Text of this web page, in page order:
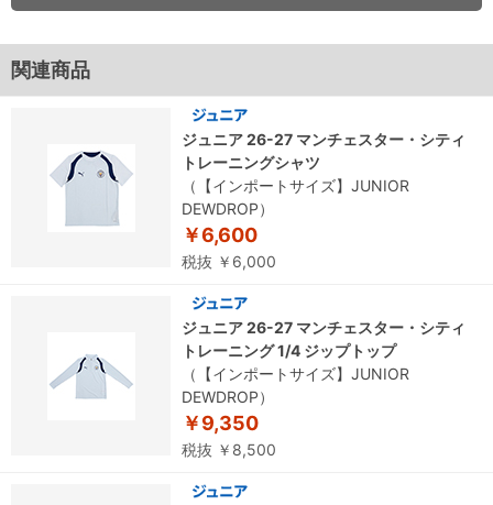
関連商品
ジュニア 26-27 マンチェスター・シティ
トレーニングシャツ
（【インポートサイズ】JUNIOR
DEWDROP）
￥6,600
税抜 ￥6,000
ジュニア 26-27 マンチェスター・シティ
トレーニング 1/4 ジップトップ
（【インポートサイズ】JUNIOR
DEWDROP）
￥9,350
税抜 ￥8,500